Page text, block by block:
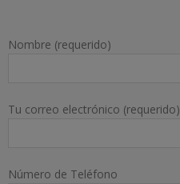
Nombre (requerido)
Tu correo electrónico (requerido)
Número de Teléfono